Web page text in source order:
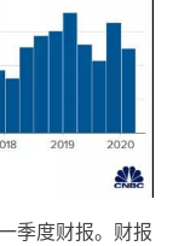
季度财报。财报